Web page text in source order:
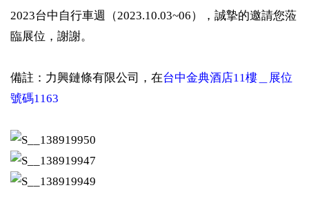
2023台中自行車週（2023.10.03~06），誠摯的邀請您蒞
臨展位，謝謝。
備註：力興鏈條有限公司，在台中金典酒店11樓＿展位
號碼1163